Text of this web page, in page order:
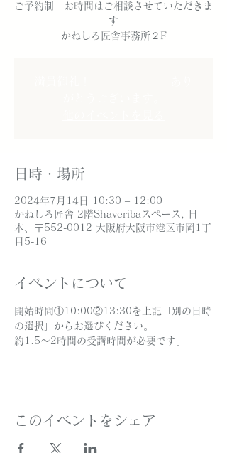
ご予約制 お時間はご相談させていただきま
す
かねしろ匠舎事務所２F
日時・場所
2024年7月14日 10:30 – 12:00
かねしろ匠舎 2階Shaveribaスペース, 日
本、〒552-0012 大阪府大阪市港区市岡1丁
目5-16
イベントについて
開始時間①10:00②13:30を上記「別の日時
の選択」からお選びください。
約1.5～2時間の受講時間が必要です。
このイベントをシェア